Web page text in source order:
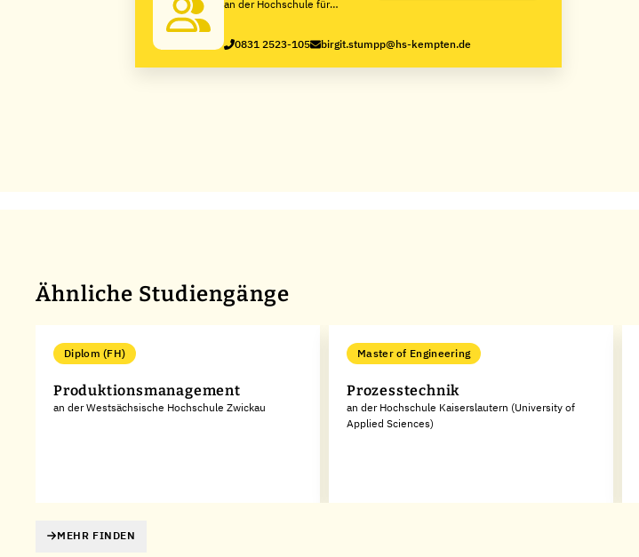
an der Hochschule für
Kempten
0831 2523-105 birgit.stumpp@hs-kempten.de
Ähnliche Studiengänge
Diplom (FH)
Produktionsmanagement
an der Westsächsische Hochschule Zwickau
Master of Engineering
Prozesstechnik
an der Hochschule Kaiserslautern (University of
Applied Sciences)
MEHR FINDEN